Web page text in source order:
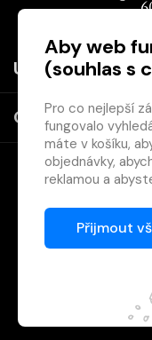
Užitečné
O společnosti
Aby web
(souhlas s
Pro co nejlepší
fungovalo
máte v košíku,
objednávky,
reklamou a
Proto od vás
zpracováním
Děkujeme, že
Přijmout